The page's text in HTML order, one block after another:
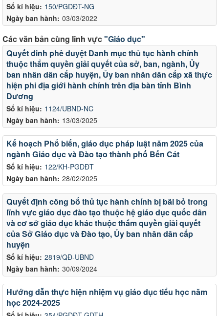
Số kí hiệu: 150/PGDĐT-NG
Ngày ban hành: 03/03/2022
Các văn bản cùng lĩnh vực"Giáo dục"
Số kí hiệu: 1124/UBND-NC
Ngày ban hành: 13/03/2025
Quyết đinh phê duyệt Danh mục thủ tục hành chính
thuộc thẩm quyền giải quyết của sở, ban, ngành, Ủy
ban nhân dân cấp huyện, Ủy ban nhân dân cấp xã thực
hiện phi địa giới hành chính trên địa bàn tỉnh Bình
Dương
Số kí hiệu: 122/KH-PGDĐT
Ngày ban hành: 28/02/2025
Kế hoạch Phổ biến, giáo dục pháp luật năm 2025 của
ngành Giáo dục và Đào tạo thành phố Bến Cát
Số kí hiệu: 2819/QĐ-UBND
Ngày ban hành: 30/09/2024
Quyết định công bố thủ tục hành chính bị bãi bỏ trong
lĩnh vực giáo dục đào tạo thuộc hệ giáo dục quốc dân
và cơ sở giáo dục khác thuộc thẩm quyền giải quyết
của Sở Giáo dục và Đào tạo, Ủy ban nhân dân cấp
huyện
Hướng dẫn thực hiện nhiệm vụ giáo dục tiểu học năm
học 2024-2025